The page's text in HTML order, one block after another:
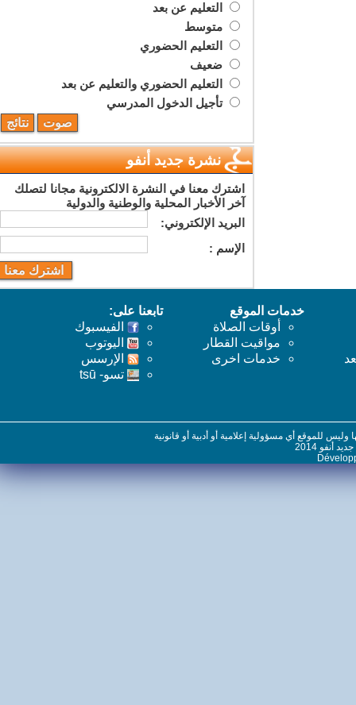
التعليم عن بعد
متوسط
التعليم الحضوري
ضعيف
التعليم الحضوري والتعليم عن بعد
تأجيل الدخول المدرسي
نشرة جديد أنفو
اشترك معنا في النشرة الالكترونية مجانا لتصلك
آخر الأخبار المحلية والوطنية والدولية
البريد اﻹلكتروني:
اﻹسم :
خدمات الموقع
أوقات الصلاة
مواقيت القطار
خدمات اخرى
تابعنا على:
الفيسبوك
اليوتوب
اﻹرسس
تسو- tsū
للموقع أي مسؤولية إعلامية أو أدبية أو قانونية
2014